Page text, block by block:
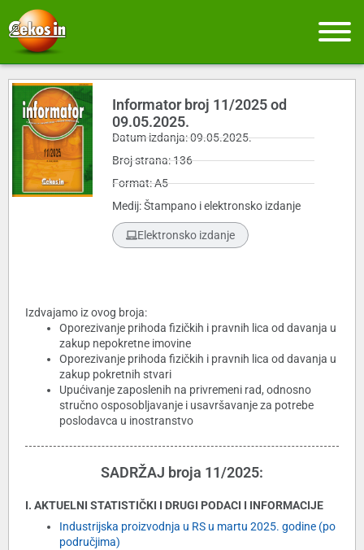
Informator broj 11/2025 od
09.05.2025.
Datum izdanja: 09.05.2025.
Broj strana: 136
Format: A5
Medij: Štampano i elektronsko izdanje
Elektronsko izdanje
Izdvajamo iz ovog broja:
Oporezivanje prihoda fizičkih i pravnih lica od davanja u
zakup nepokretne imovine
Oporezivanje prihoda fizičkih i pravnih lica od davanja u
zakup pokretnih stvari
Upućivanje zaposlenih na privremeni rad, odnosno
stručno osposobljavanje i usavršavanje za potrebe
poslodavca u inostranstvo
SADRŽAJ broja 11/2025:
I. AKTUELNI STATISTIČKI I DRUGI PODACI I INFORMACIJE
Industrijska proizvodnja u RS u martu 2025. godine (po
područjima)